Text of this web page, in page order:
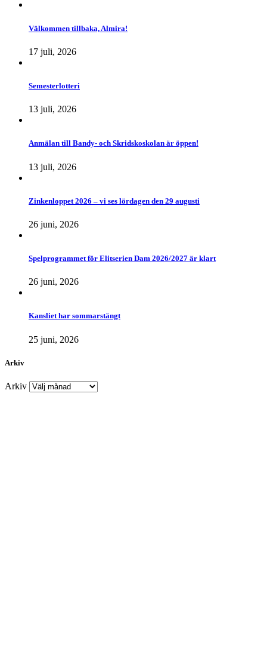
Välkommen tillbaka, Almira!
17 juli, 2026
Semesterlotteri
13 juli, 2026
Anmälan till Bandy- och Skridskoskolan är öppen!
13 juli, 2026
Zinkenloppet 2026 – vi ses lördagen den 29 augusti
26 juni, 2026
Spelprogrammet för Elitserien Dam 2026/2027 är klart
26 juni, 2026
Kansliet har sommarstängt
25 juni, 2026
Arkiv
Arkiv